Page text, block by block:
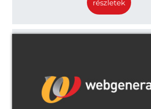
részletek